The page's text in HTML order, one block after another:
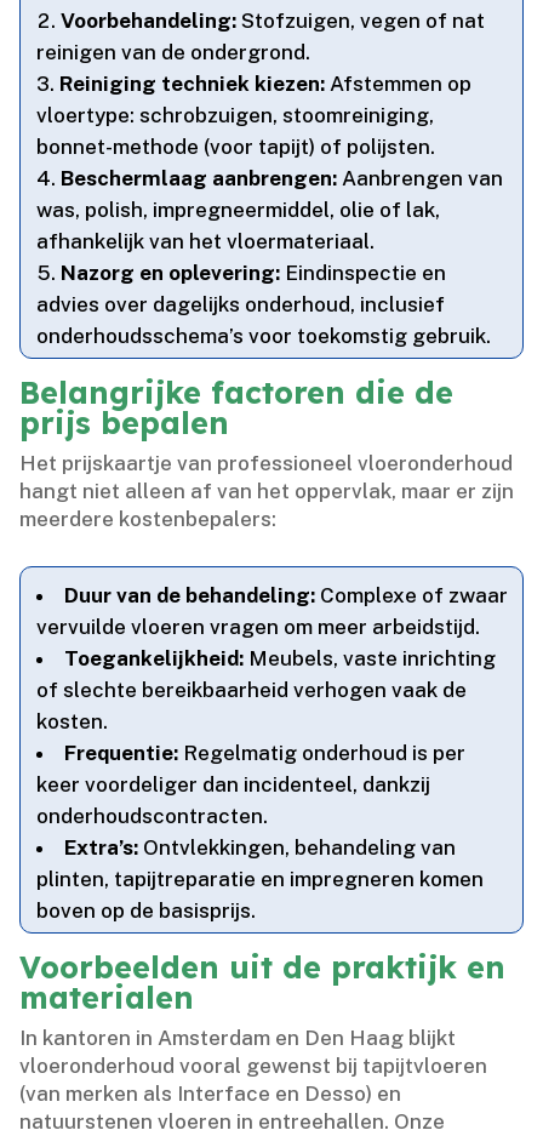
Voorbehandeling: Stofzuigen, vegen of nat
reinigen van de ondergrond.​
Reiniging techniek kiezen: Afstemmen op
vloertype: schrobzuigen, stoomreiniging,
bonnet-methode (voor tapijt) of polijsten.​
Beschermlaag aanbrengen: Aanbrengen van
was, polish, impregneermiddel, olie of lak,
afhankelijk van het vloermateriaal.​
Nazorg en oplevering: Eindinspectie en
advies over dagelijks onderhoud, inclusief
onderhoudsschema’s voor toekomstig gebruik.​
Belangrijke factoren die de
prijs bepalen
Het prijskaartje van professioneel vloeronderhoud
hangt niet alleen af van het oppervlak, maar er zijn
meerdere kostenbepalers:
Duur van de behandeling: Complexe of zwaar
vervuilde vloeren vragen om meer arbeidstijd.​
Toegankelijkheid: Meubels, vaste inrichting
of slechte bereikbaarheid verhogen vaak de
kosten.​
Frequentie: Regelmatig onderhoud is per
keer voordeliger dan incidenteel, dankzij
onderhoudscontracten.​
Extra’s: Ontvlekkingen, behandeling van
plinten, tapijtreparatie en impregneren komen
boven op de basisprijs.​
Voorbeelden uit de praktijk en
materialen
In kantoren in Amsterdam en Den Haag blijkt
vloeronderhoud vooral gewenst bij tapijtvloeren
(van merken als Interface en Desso) en
natuurstenen vloeren in entreehallen.​ Onze